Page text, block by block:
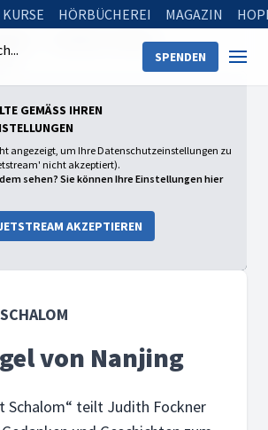
KURSE HÖRBÜCHEREI MAGAZIN
SPENDEN
Schabbat Schalom
GEMÄSS IHREN D
angezeigt, um Ihre Datenschutzeinstellungen zu
nicht akzeptiert).
sehen? Sie können Ihre Einstellungen hier
AKZEPTIEREN
von Nanjing
Schalom“ teilt Judith Fockner